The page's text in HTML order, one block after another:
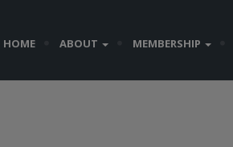
HOME ABOUT MEMBERSHIP